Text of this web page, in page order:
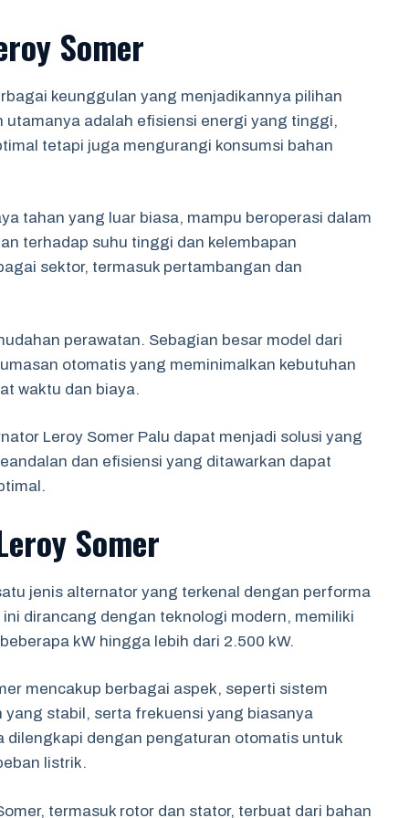
Somer
keunggulan yang menjadikannya pilihan
adalah efisiensi energi yang tinggi,
tetapi juga mengurangi konsumsi bahan
tahan yang luar biasa, mampu beroperasi dalam
terhadap suhu tinggi dan kelembapan
sektor, termasuk pertambangan dan
perawatan. Sebagian besar model dari
otomatis yang meminimalkan kebutuhan
waktu dan biaya.
Leroy Somer Palu dapat menjadi solusi yang
dan efisiensi yang ditawarkan dapat
Somer
jenis alternator yang terkenal dengan performa
dirancang dengan teknologi modern, memiliki
kW hingga lebih dari 2.500 kW.
mencakup berbagai aspek, seperti sistem
stabil, serta frekuensi yang biasanya
dilengkapi dengan pengaturan otomatis untuk
listrik.
termasuk rotor dan stator, terbuat dari bahan